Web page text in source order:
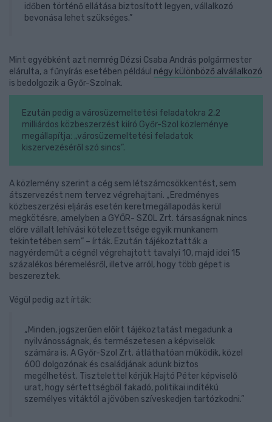
időben történő ellátása biztosított legyen, vállalkozó
bevonása lehet szükséges.”
Mint egyébként azt nemrég Dézsi Csaba András polgármester
elárulta, a fűnyírás esetében például négy különböző alvállalkozó
is bedolgozik a Győr-Szolnak.
Ezután pedig a városüzemeltetési feladatokra 2,2
milliárdos közbeszerzést kiíró Győr-Szol közleménye
megállapítja: „városüzemeltetési feladatok
kiszervezéséről szó sincs”.
A közlemény szerint a cég sem létszámcsökkentést, sem
átszervezést nem tervez végrehajtani. „Eredményes
közbeszerzési eljárás esetén keretmegállapodás kerül
megkötésre, amelyben a GYŐR- SZOL Zrt. társaságnak nincs
előre vállalt lehívási kötelezettsége egyik munkanem
tekintetében sem” – írták. Ezután tájékoztatták a
nagyérdeműt a cégnél végrehajtott tavalyi 10, majd idei 15
százalékos béremelésről, illetve arról, hogy több gépet is
beszereztek.
Végül pedig azt írták:
„Minden, jogszerűen előírt tájékoztatást megadunk a
nyilvánosságnak, és természetesen a képviselők
számára is. A Győr-Szol Zrt. átláthatóan működik, közel
600 dolgozónak és családjának adunk biztos
megélhetést. Tisztelettel kérjük Hajtó Péter képviselő
urat, hogy sértettségből fakadó, politikai indítékú
személyes vitáktól a jövőben szíveskedjen tartózkodni.”